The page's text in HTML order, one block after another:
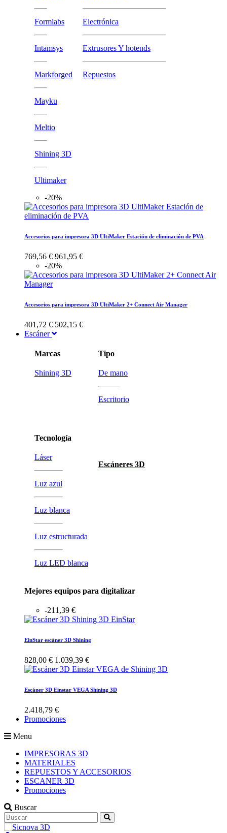
Formlabs
Intamsys
Markforged
Mayku
Meltio
Shining 3D
Ultimaker
Electrónica
Extrusores Y hotends
Repuestos
-20%
Accesorios para impresora 3D UltiMaker Estación de eliminación de PVA
769,56 € 961,95 €
-20%
Accesorios para impresora 3D UltiMaker 2+ Connect Air Manager
401,72 € 502,15 €
Escáner
Marcas
Shining 3D
Tecnología
Láser
Luz azul
Luz blanca
Luz estructurada
Luz LED blanca
Tipo
De mano
Escritorio
Escáneres 3D
Mejores equipos para digitalizar
-211,39 €
EinStar escáner 3D Shining
828,00 € 1.039,39 €
Escáner 3D Einstar VEGA Shining 3D
2.418,79 €
Promociones
Menu
IMPRESORAS 3D
MATERIALES
REPUESTOS Y ACCESORIOS
ESCANER 3D
Promociones
Buscar